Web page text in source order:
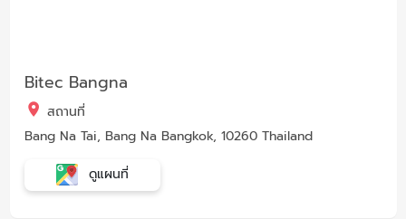
Bitec Bangna
สถานที่
Bang Na Tai, Bang Na Bangkok, 10260 Thailand
ดูแผนที่